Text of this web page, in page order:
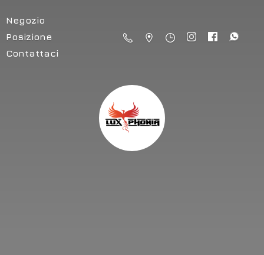
Negozio
Posizione
Contattaci